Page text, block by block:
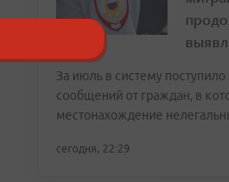
За июль в систему
сообщений от граждан, в
местонахождение
сегодня, 22:29